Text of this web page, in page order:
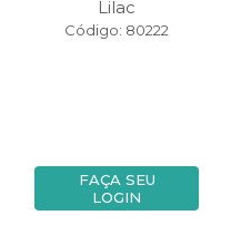
Lilac
Código: 80222
FAÇA SEU
LOGIN